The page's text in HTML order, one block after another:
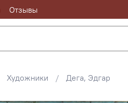
Отзывы
Художники Дега, Эдгар